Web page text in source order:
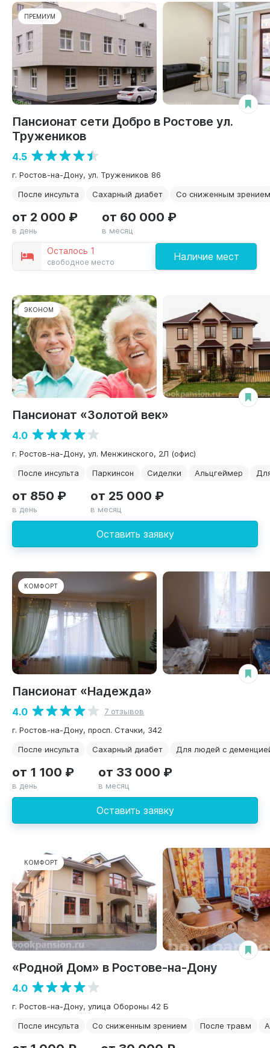
ПРЕМИУМ
Пансионат сети Добро в Ростове ул.
Тружеников
4.5
г. Ростов-на-Дону, ул. Тружеников 86
После инсульта
Сахарный диабет Со сниженным зрением
Осталось 1
свободное место Наличие мест
от 2 000 ₽
в день
от 60 000 ₽
в месяц
ЭКОНОМ
Пансионат «Золотой век»
4.0
г. Ростов-на-Дону, ул. Менжинского, 2Л (офис)
После инсульта
Паркинсон Сиделки Альцгеймер
Оставить заявку
от 850 ₽
в день
от 25 000 ₽
в месяц
КОМФОРТ
Пансионат «Надежда»
4.0
7 отзывов
г. Ростов-на-Дону, просп. Стачки, 342
После инсульта
Сахарный диабет Для людей с
Оставить заявку
от 1 100 ₽
в день
от 33 000 ₽
в месяц
КОМФОРТ
«Родной Дом» в Ростове-на-Дону
4.0
г. Ростов-на-Дону, улица Обороны 42 Б
После инсульта
Со сниженным зрением После травм